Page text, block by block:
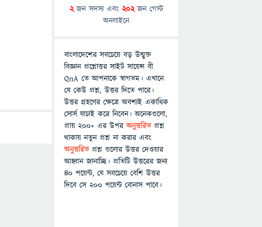
2জন সদস্য এবং 202জন গেস্ট
অনলাইনে
বাংলাদেশের সবচেয়ে বড় উন্মুক্ত
বিজ্ঞান প্রশ্নোত্তর সাইট সায়েন্স বী
QnA তে আপনাকে স্বাগতম। এখানে
যে কেউ প্রশ্ন, উত্তর দিতে পারে।
উত্তর গ্রহণের ক্ষেত্রে অবশ্যই একাধিক
সোর্স যাচাই করে নিবেন। অনেকগুলো,
প্রায় ২০০+ এর উপরঅনুত্তরিতপ্রশ্ন
থাকায় নতুন প্রশ্ন না করার এবং
অনুত্তরিত প্রশ্ন গুলোর উত্তর দেওয়ার
আহ্বান জানাচ্ছি। প্রতিটি উত্তরের জন্য
৪০ পয়েন্ট, যে সবচেয়ে বেশি উত্তর
দিবে সে ২০০ পয়েন্ট বোনাস পাবে।